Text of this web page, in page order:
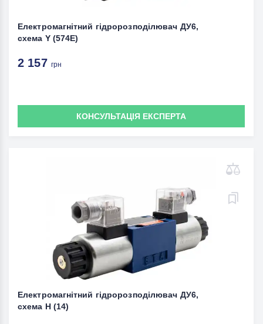
Електромагнітний гідророзподілювач ДУ6,
схема Y (574E)
2 157 грн
КОНСУЛЬТАЦІЯ ЕКСПЕРТА
Електромагнітний гідророзподілювач ДУ6,
схема Н (14)